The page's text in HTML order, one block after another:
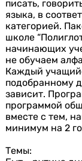
писать,
языка, в
категорией.
школе
начинающих
не обучаем
Каждый
подобранному
зависит.
программой
вместе с тем,
минимум на 2
Темы: